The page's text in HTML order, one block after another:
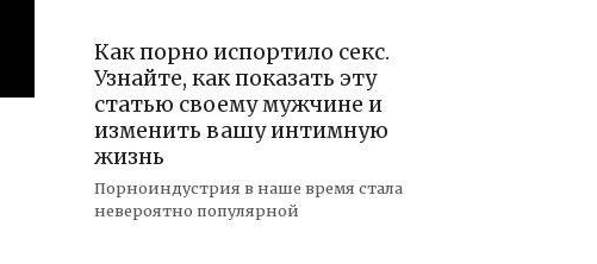
Как порно испортило секс.
Узнайте, как показать эту
статью своему мужчине и
изменить вашу интимную
жизнь
Порноиндустрия в наше время стала
невероятно популярной